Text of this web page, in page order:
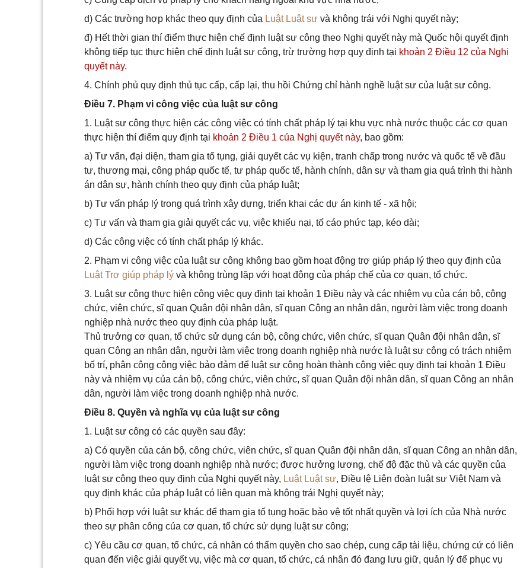
d) Các trường hợp khác theo quy định của Luật Luật sư và không trái với Nghị quyết này;
đ) Hết thời gian thí điểm thực hiện chế định luật sư công theo Nghị quyết này mà Quốc hội quyết định
không tiếp tục thực hiện chế định luật sư công, trừ trường hợp quy định tại khoản 2 Điều 12 của Nghị
quyết này.
4. Chính phủ quy định thủ tục cấp, cấp lại, thu hồi Chứng chỉ hành nghề luật sư của luật sư công.
Điều 7. Phạm vi công việc của luật sư công
1. Luật sư công thực hiện các công việc có tính chất pháp lý tại khu vực nhà nước thuộc các cơ quan
thực hiện thí điểm quy định tại khoản 2 Điều 1 của Nghị quyết này, bao gồm:
a) Tư vấn, đại diện, tham gia tố tụng, giải quyết các vụ kiện, tranh chấp trong nước và quốc tế về đầu
tư, thương mại, công pháp quốc tế, tư pháp quốc tế, hành chính, dân sự và tham gia quá trình thi hành
án dân sự, hành chính theo quy định của pháp luật;
b) Tư vấn pháp lý trong quá trình xây dựng, triển khai các dự án kinh tế - xã hội;
c) Tư vấn và tham gia giải quyết các vụ, việc khiếu nại, tố cáo phức tạp, kéo dài;
d) Các công việc có tính chất pháp lý khác.
2. Phạm vi công việc của luật sư công không bao gồm hoạt động trợ giúp pháp lý theo quy định của
Luật Trợ giúp pháp lý và không trùng lặp với hoạt động của pháp chế của cơ quan, tổ chức.
3. Luật sư công thực hiện công việc quy định tại khoản 1 Điều này và các nhiệm vụ của cán bộ, công
chức, viên chức, sĩ quan Quân đội nhân dân, sĩ quan Công an nhân dân, người làm việc trong doanh
nghiệp nhà nước theo quy định của pháp luật.
Thủ trưởng cơ quan, tổ chức sử dụng cán bộ, công chức, viên chức, sĩ quan Quân đội nhân dân, sĩ
quan Công an nhân dân, người làm việc trong doanh nghiệp nhà nước là luật sư công có trách nhiệm
bố trí, phân công công việc bảo đảm để luật sư công hoàn thành công việc quy định tại khoản 1 Điều
này và nhiệm vụ của cán bộ, công chức, viên chức, sĩ quan Quân đội nhân dân, sĩ quan Công an nhân
dân, người làm việc trong doanh nghiệp nhà nước.
Điều 8. Quyền và nghĩa vụ của luật sư công
1. Luật sư công có các quyền sau đây:
a) Có quyền của cán bộ, công chức, viên chức, sĩ quan Quân đội nhân dân, sĩ quan Công an nhân dân,
người làm việc trong doanh nghiệp nhà nước; được hưởng lương, chế độ đặc thù và các quyền của
luật sư công theo quy định của Nghị quyết này, Luật Luật sư, Điều lệ Liên đoàn luật sư Việt Nam và
quy định khác của pháp luật có liên quan mà không trái Nghị quyết này;
b) Phối hợp với luật sư khác để tham gia tố tụng hoặc bảo vệ tốt nhất quyền và lợi ích của Nhà nước
theo sự phân công của cơ quan, tổ chức sử dụng luật sư công;
c) Yêu cầu cơ quan, tổ chức, cá nhân có thẩm quyền cho sao chép, cung cấp tài liệu, chứng cứ có liên
quan đến việc giải quyết vụ, việc mà cơ quan, tổ chức, cá nhân đó đang lưu giữ, quản lý để phục vụ